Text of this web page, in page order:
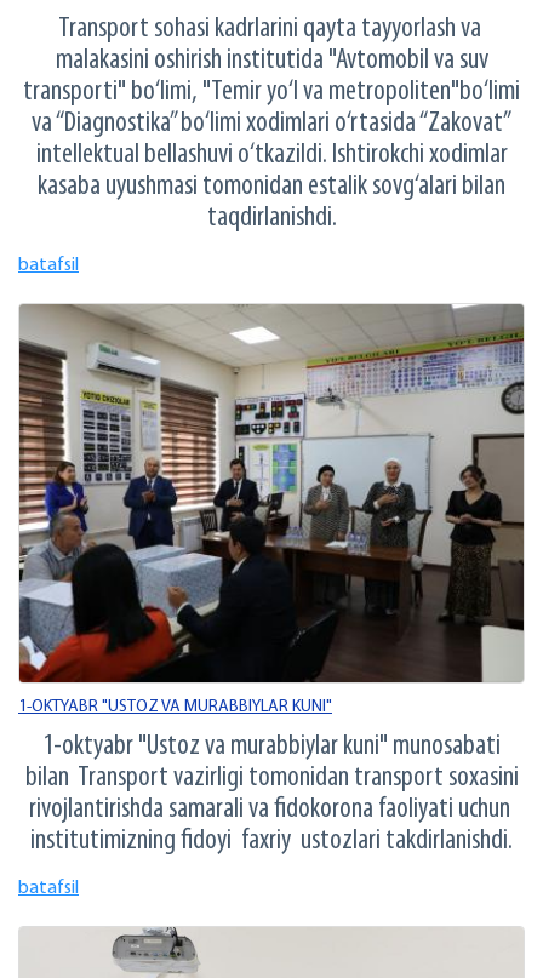
Transport sohasi kadrlarini qayta tayyorlash va
malakasini oshirish institutida "Avtomobil va suv
transporti" bo‘limi, "Temir yo‘l va metropoliten"bo‘limi
va “Diagnostika” bo‘limi xodimlari o‘rtasida “Zakovat”
intellektual bellashuvi o‘tkazildi. Ishtirokchi xodimlar
kasaba uyushmasi tomonidan estalik sovg‘alari bilan
taqdirlanishdi.
batafsil
1-OKTYABR "USTOZ VA MURABBIYLAR KUNI"
1-oktyabr "Ustoz va murabbiylar kuni" munosabati
bilan Transport vazirligi tomonidan transport soxasini
rivojlantirishda samarali va fidokorona faoliyati uchun
institutimizning fidoyi faxriy ustozlari takdirlanishdi.
batafsil